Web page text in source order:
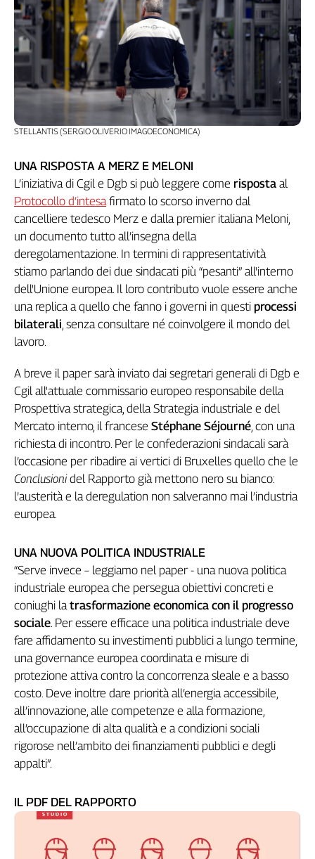
STELLANTIS (SERGIO OLIVERIO IMAGOECONOMICA)
UNA RISPOSTA A MERZ E MELONI
L’iniziativa di Cgil e Dgb si può leggere come risposta al
Protocollo d’intesafirmato lo scorso inverno dal
cancelliere tedesco Merz e dalla premier italiana Meloni,
un documento tutto all’insegna della
deregolamentazione. In termini di rappresentatività
stiamo parlando dei due sindacati più “pesanti” all'interno
dell'Unione europea. Il loro contributo vuole essere anche
una replica a quello che fanno i governi in questi processi
bilaterali, senza consultare né coinvolgere il mondo del
lavoro.
A breve il paper sarà inviato dai segretari generali di Dgb e
Cgil all'attuale commissario europeo responsabile della
Prospettiva strategica, della Strategia industriale e del
Mercato interno, il francese Stéphane Séjourné, con una
richiesta di incontro. Per le confederazioni sindacali sarà
l’occasione per ribadire ai vertici di Bruxelles quello che le
Conclusionidel Rapporto già mettono nero su bianco:
l’austerità e la deregulation non salveranno mai l’industria
europea.
UNA NUOVA POLITICA INDUSTRIALE
“Serve invece – leggiamo nel paper - una nuova politica
industriale europea che persegua obiettivi concreti e
coniughi latrasformazione economica con il progresso
sociale. Per essere efficace una politica industriale deve
fare affidamento su investimenti pubblici a lungo termine,
una governance europea coordinata e misure di
protezione attiva contro la concorrenza sleale e a basso
costo. Deve inoltre dare priorità all’energia accessibile,
all’innovazione, alle competenze e alla formazione,
all’occupazione di alta qualità e a condizioni sociali
rigorose nell’ambito dei finanziamenti pubblici e degli
appalti”.
IL PDF DEL RAPPORTO